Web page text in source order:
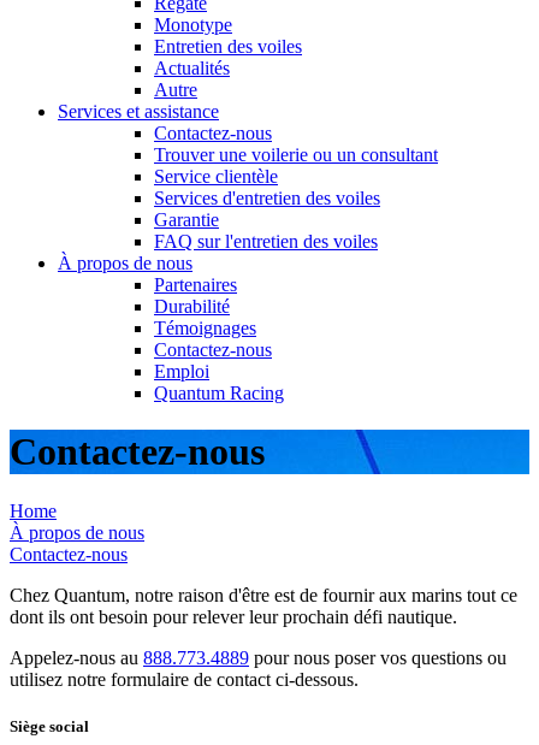
Monotype
Entretien des voiles
Actualités
Autre
Services et assistance
Contactez-nous
Trouver une voilerie ou un consultant
Service clientèle
Services d'entretien des voiles
Garantie
FAQ sur l'entretien des voiles
À propos de nous
Partenaires
Durabilité
Témoignages
Contactez-nous
Emploi
Quantum Racing
Contactez-nous
Home
À propos de nous
Contactez-nous
Chez Quantum, notre raison d'être est de fournir aux marins tout ce
dont ils ont besoin pour relever leur prochain défi nautique.
Appelez-nous au 888.773.4889 pour nous poser vos questions ou
utilisez notre formulaire de contact ci-dessous.
Siège social